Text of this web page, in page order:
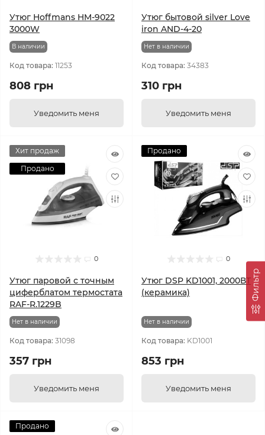
Фильтр
Утюг Hoffmans HM-9022
3000W
В наличии
Код товара: 11253
808 грн
Уведомить меня
Утюг бытовой silver Love
iron AND-4-20
Нет в наличии
Код товара: 34383
310 грн
Уведомить меня
Хит продаж
Продано
0
Утюг паровой с точным
циферблатом термостата
RAF-R.1229B
Нет в наличии
Код товара: 31098
357 грн
Уведомить меня
Продано
0
Утюг DSP KD1001, 2000ВТ
(керамика)
Нет в наличии
Код товара: KD1001
853 грн
Уведомить меня
Продано